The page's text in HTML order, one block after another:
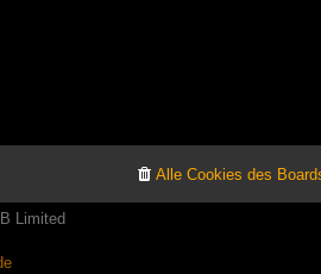
Alle Cookies des
Limited